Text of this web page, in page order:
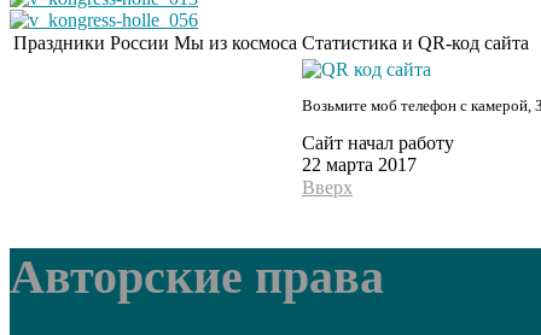
Праздники России Мы из космоса Статистика и QR-код сайта
Возьмите моб телефон с камерой,
Сайт начал работу
22 марта 2017
Вверх
Авторские права